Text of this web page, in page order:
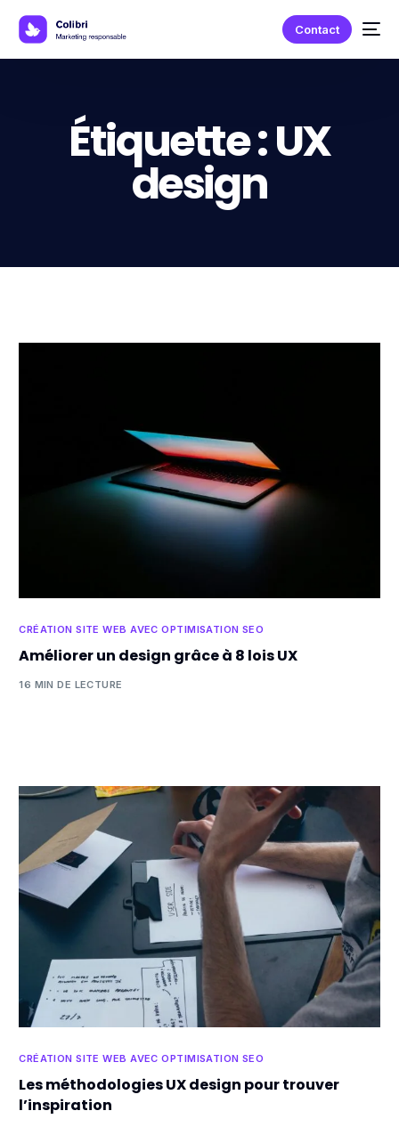
Contact
Étiquette :UX
design
CRÉATION SITE WEB AVEC OPTIMISATION SEO
Améliorer un design grâce à 8 lois UX
16 MIN DE LECTURE
CRÉATION SITE WEB AVEC OPTIMISATION SEO
Les méthodologies UX design pour trouver
l’inspiration